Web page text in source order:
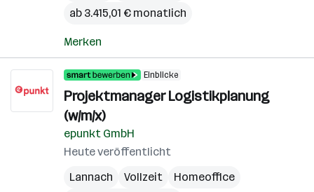
ab 3.415,01 € monatlich
Merken
Einblicke
Projektmanager Logistikplanung
(w/m/x)
epunkt GmbH
Heute veröffentlicht
Lannach
Vollzeit
Homeoffice